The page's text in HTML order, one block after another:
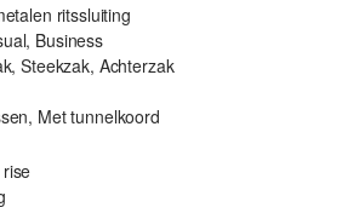
ritssluiting
Business
Steekzak, Achterzak
Met tunnelkoord